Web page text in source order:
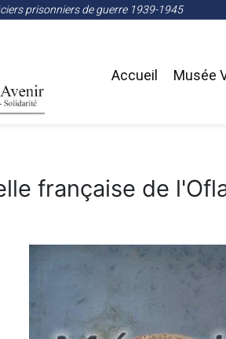
prisonniers de guerre 1939-1945
Accueil Musée
française de